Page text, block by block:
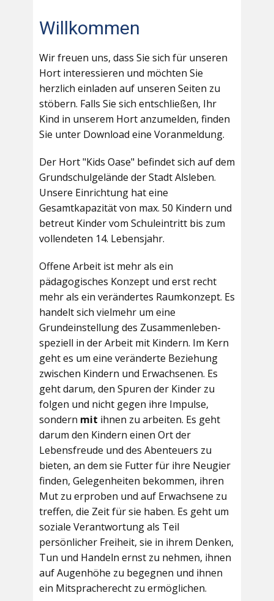
Willkommen
Wir freuen uns, dass Sie sich für unseren
Hort interessieren und möchten Sie
herzlich einladen auf unseren Seiten zu
stöbern. Falls Sie sich entschließen, Ihr
Kind in unserem Hort anzumelden, finden
Sie unter Download eine Voranmeldung.
Der Hort "Kids Oase" befindet sich auf dem
Grundschulgelände der Stadt Alsleben.
Unsere Einrichtung hat eine
Gesamtkapazität von max. 50 Kindern und
betreut Kinder vom Schuleintritt bis zum
vollendeten 14. Lebensjahr.
Offene Arbeit ist mehr als ein
pädagogisches Konzept und erst recht
mehr als ein verändertes Raumkonzept. Es
handelt sich vielmehr um eine
Grundeinstellung des Zusammenleben-
speziell in der Arbeit mit Kindern. Im Kern
geht es um eine veränderte Beziehung
zwischen Kindern und Erwachsenen. Es
geht darum, den Spuren der Kinder zu
folgen und nicht gegen ihre Impulse,
sondern mit ihnen zu arbeiten. Es geht
darum den Kindern einen Ort der
Lebensfreude und des Abenteuers zu
bieten, an dem sie Futter für ihre Neugier
finden, Gelegenheiten bekommen, ihren
Mut zu erproben und auf Erwachsene zu
treffen, die Zeit für sie haben. Es geht um
soziale Verantwortung als Teil
persönlicher Freiheit, sie in ihrem Denken,
Tun und Handeln ernst zu nehmen, ihnen
auf Augenhöhe zu begegnen und ihnen
ein Mitspracherecht zu ermöglichen.